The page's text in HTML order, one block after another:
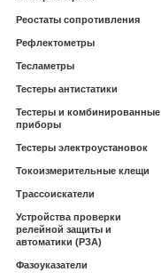
Реостаты сопротивления
Рефлектометры
Тесламетры
Тестеры антистатики
Тестеры и комбинированные
приборы
Тестеры электроустановок
Токоизмерительные клещи
Трассоискатели
Устройства проверки
релейной защиты и
автоматики (РЗА)
Фазоуказатели